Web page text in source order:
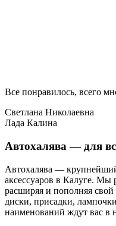
Все понравилось, всего
Светлана Николаевна
Лада Калина
Автохалява — для
Автохалява —
аксессуаров в Калуге. Мы
расширяя и пополняя
диски, присадки,
наименований ждут вас в